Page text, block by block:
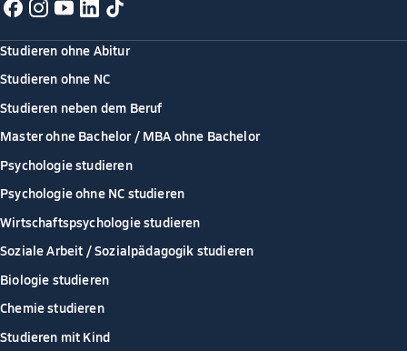
Studieren ohne Abitur
Studieren ohne NC
Studieren neben dem Beruf
Master ohne Bachelor / MBA ohne Bachelor
Psychologie studieren
Psychologie ohne NC studieren
Wirtschaftspsychologie studieren
Soziale Arbeit / Sozialpädagogik studieren
Biologie studieren
Chemie studieren
Studieren mit Kind